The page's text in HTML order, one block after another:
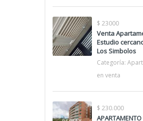
$ 23000
Venta
Estudio
Los Simbolos
Categoría:
en venta
$ 230.000
APARTAMENTO